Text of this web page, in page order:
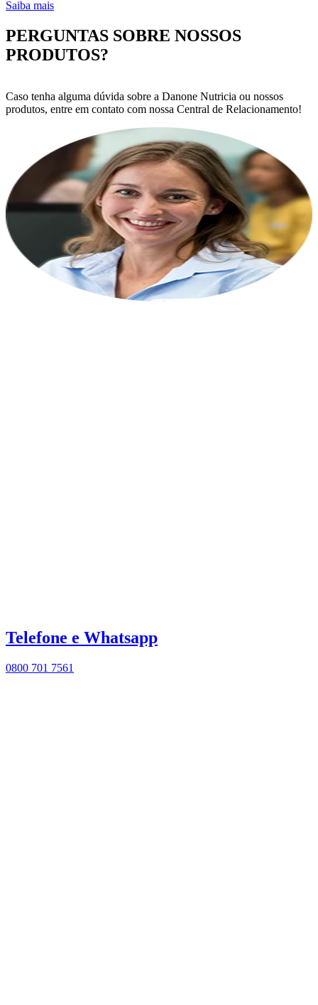
Saiba mais
PERGUNTAS SOBRE NOSSOS
PRODUTOS?
Caso tenha alguma dúvida sobre a Danone Nutricia ou nossos
produtos, entre em contato com nossa Central de Relacionamento!
Telefone e Whatsapp
0800 701 7561